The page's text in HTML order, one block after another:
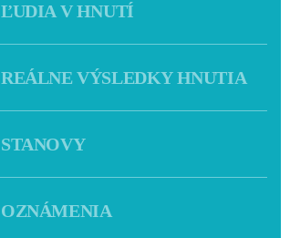
ĽUDIA V HNUTÍ
REÁLNE VÝSLEDKY HNUTIA
STANOVY
OZNÁMENIA